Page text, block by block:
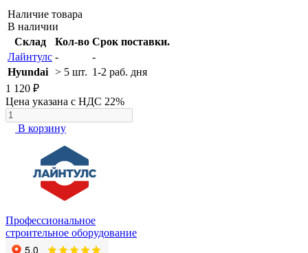
Наличие товара
В наличии
Склад
Кол-во Срок поставки.
Лайнтулс -
-
Hyundai > 5 шт. 1-2 раб. дня
1 120 ₽
Цена указана с НДС 22%
В корзину
Профессиональное
строительное оборудование